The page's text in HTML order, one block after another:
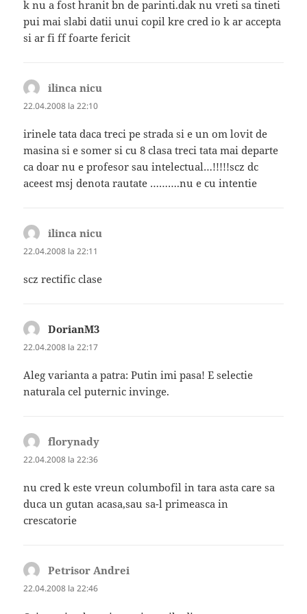
k nu a fost hranit bn de parinti.dak nu vreti sa tineti
pui mai slabi datii unui copil kre cred io k ar accepta
si ar fi ff foarte fericit
ilinca nicu
22.04.2008 la 22:10
irinele tata daca treci pe strada si e un om lovit de
masina si e somer si cu 8 clasa treci tata mai departe
ca doar nu e profesor sau intelectual…!!!!!scz dc
aceest msj denota rautate ……….nu e cu intentie
ilinca nicu
22.04.2008 la 22:11
scz rectific clase
DorianM3
22.04.2008 la 22:17
Aleg varianta a patra: Putin imi pasa! E selectie
naturala cel puternic invinge.
florynady
22.04.2008 la 22:36
nu cred k este vreun columbofil in tara asta care sa
duca un gutan acasa,sau sa-l primeasca in
crescatorie
Petrisor Andrei
22.04.2008 la 22:46